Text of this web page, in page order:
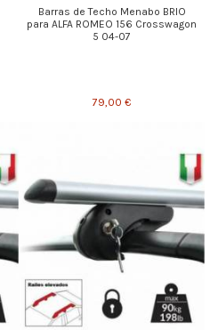
Barras de Techo Menabo BRIO
para ALFA ROMEO 156 Crosswagon
5 04-07
79,00 €